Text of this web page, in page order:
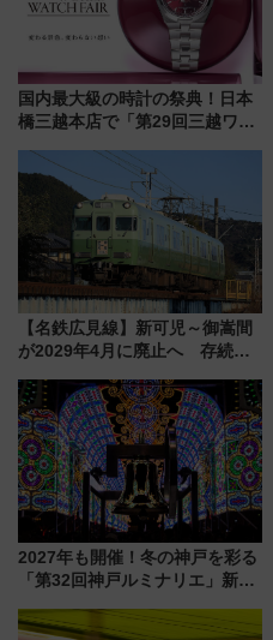
国内最大級の時計の祭典！日本
橋三越本店で「第29回三越ワー
【2026年8月5日～25日】
【名鉄広見線】新可児～御嵩間
が2029年4月に廃止へ 存続協
2027年も開催！冬の神戸を彩る
「第32回神戸ルミナリエ」新た
記憶を次世代へ